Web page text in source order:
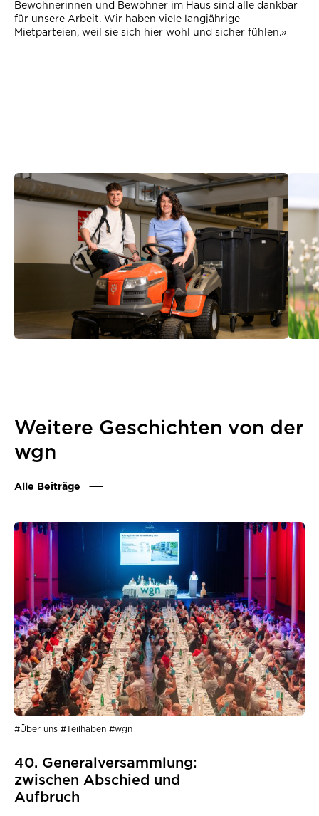
Bewohnerinnen und Bewohner im Haus sind alle dankbar
für unsere Arbeit. Wir haben viele langjährige
Mietparteien, weil sie sich hier wohl und sicher fühlen.»
Weitere Geschichten von der
wgn
Alle Beiträge
#Über uns #Teilhaben #wgn
40. Generalversammlung:
zwischen Abschied und
Aufbruch